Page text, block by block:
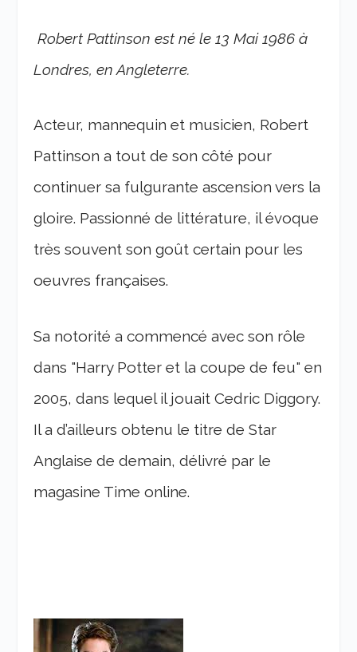
Robert Pattinson est né le 13 Mai 1986 à
Londres, en Angleterre.
Acteur, mannequin et musicien, Robert
Pattinson a tout de son côté pour
continuer sa fulgurante ascension vers la
gloire. Passionné de littérature, il évoque
très souvent son goût certain pour les
oeuvres françaises.
Sa notorité a commencé avec son rôle
dans "Harry Potter et la coupe de feu" en
2005, dans lequel il jouait Cedric Diggory.
Il a d’ailleurs obtenu le titre de Star
Anglaise de demain, délivré par le
magasine Time online.